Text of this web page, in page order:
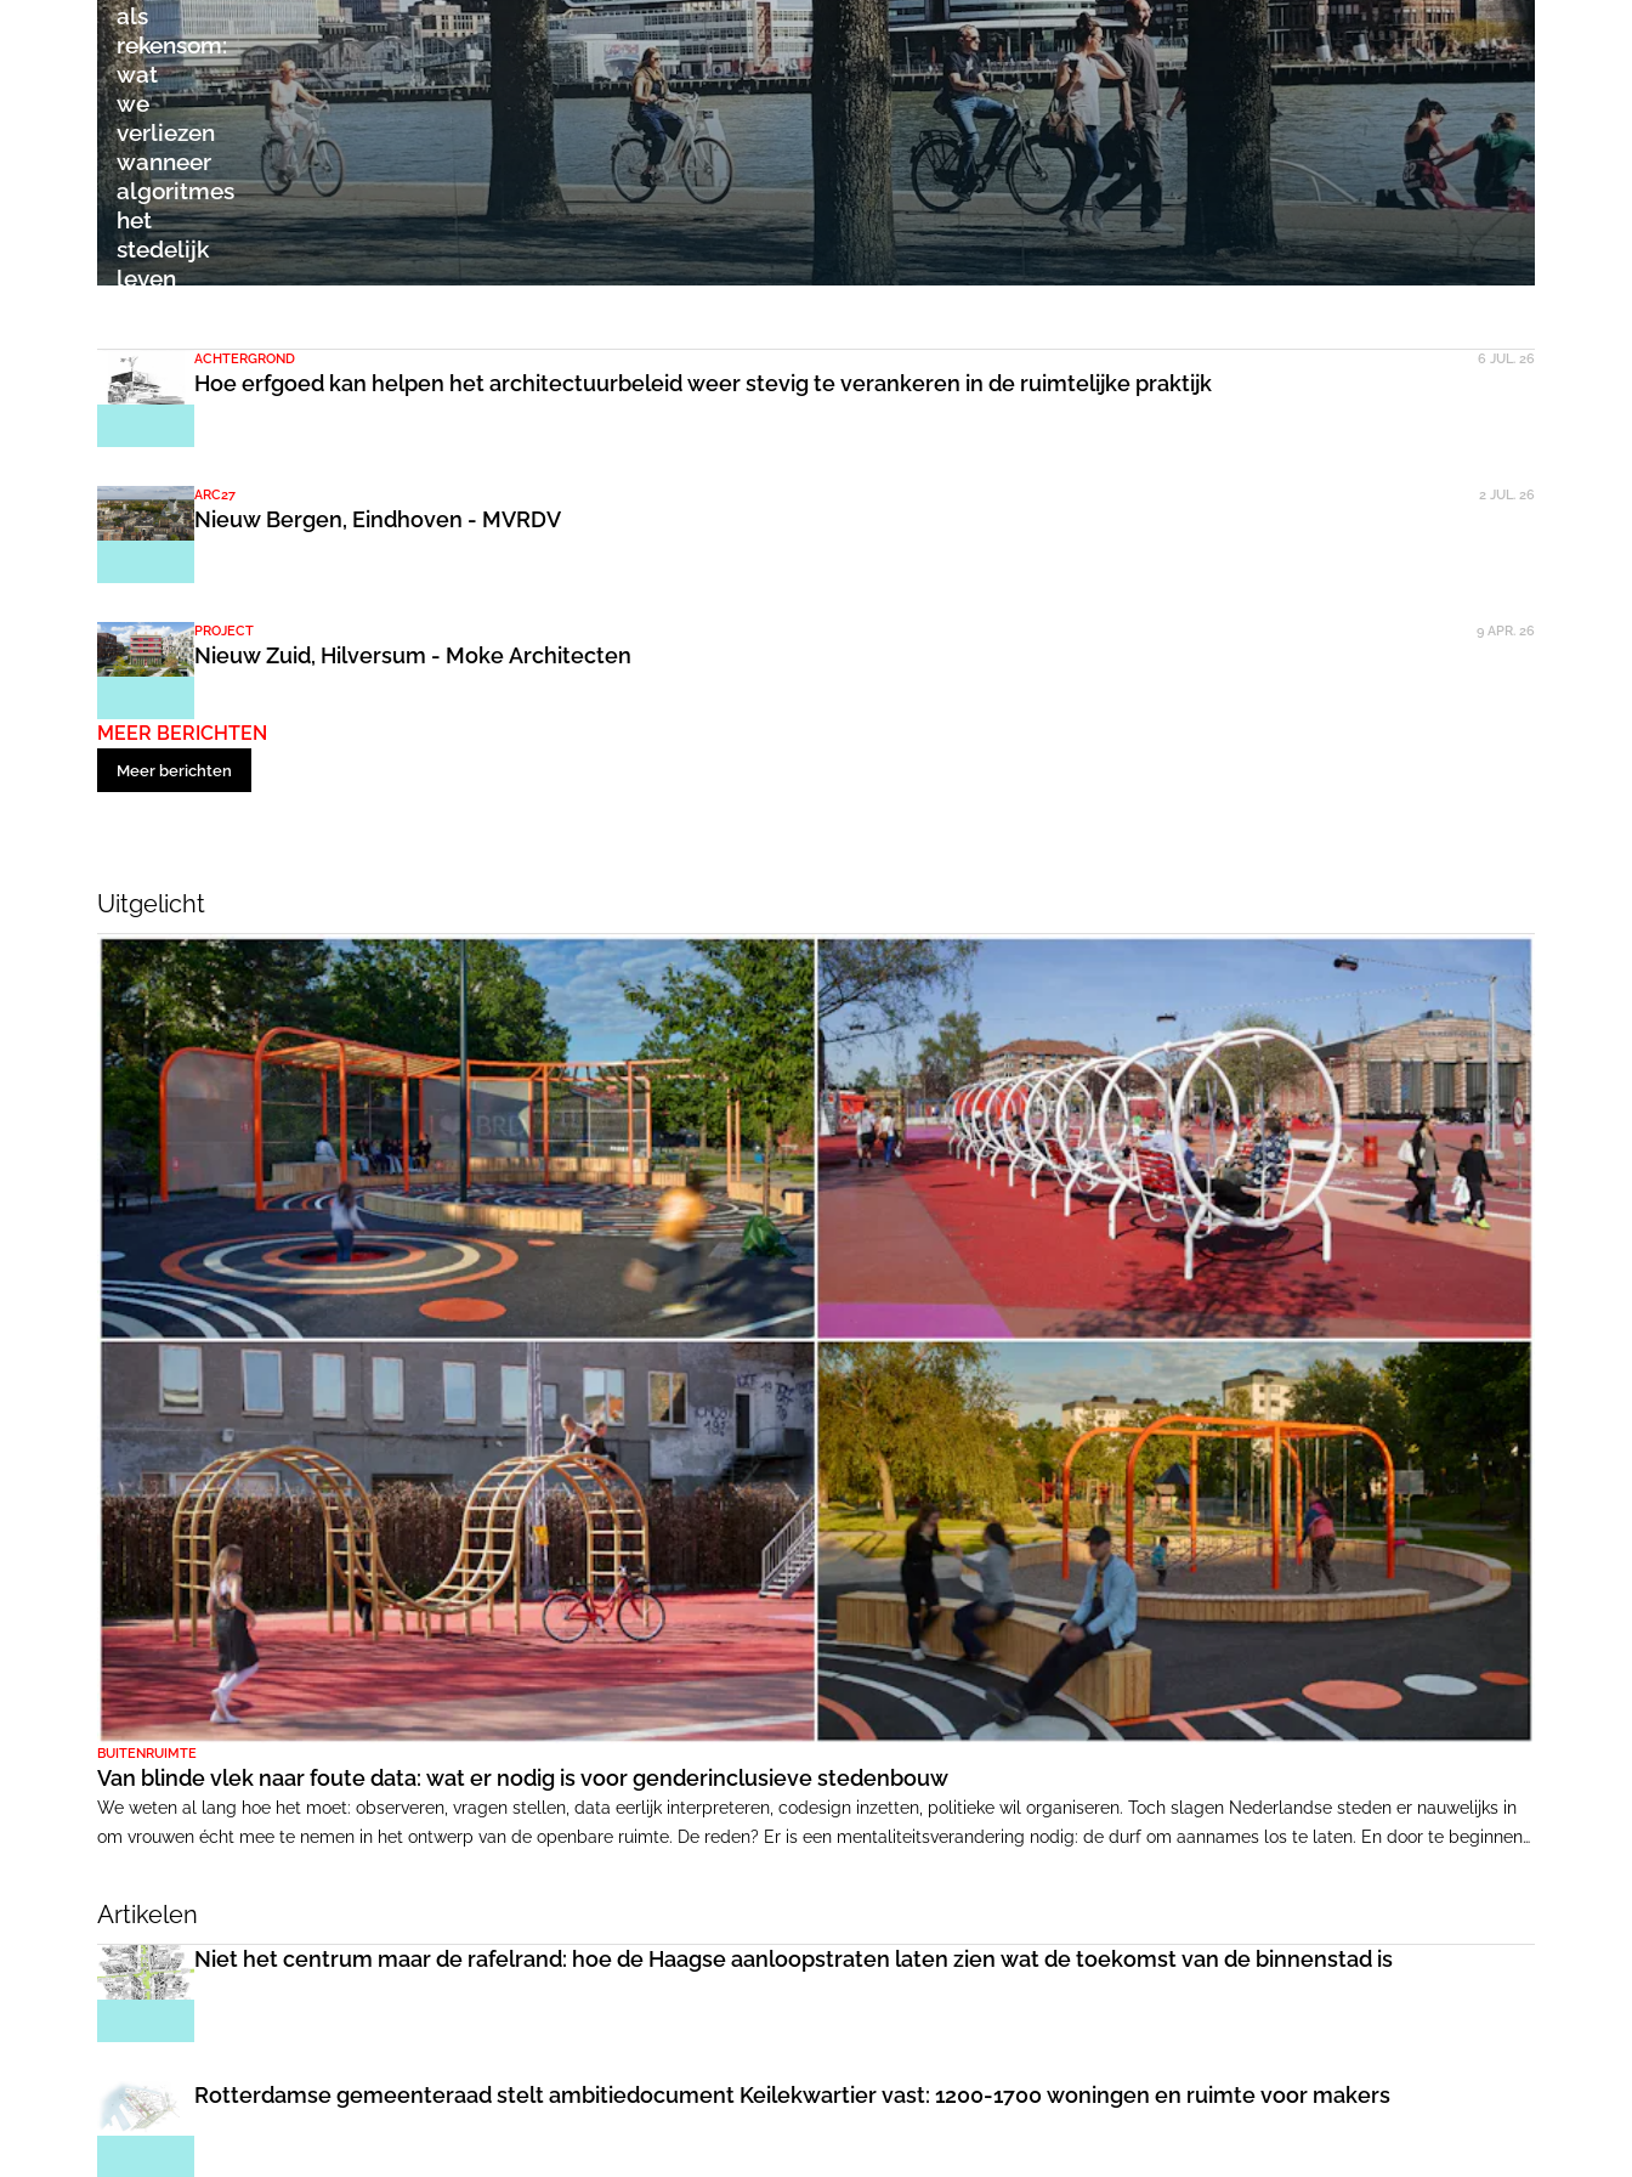
als
rekensom:
wat
we
verliezen
wanneer
algoritmes
het
stedelijk
leven
ACHTERGROND 6 JUL. 26
Hoe erfgoed kan helpen het architectuurbeleid weer stevig te verankeren in de ruimtelijke praktijk
ARC27 2 JUL. 26
Nieuw Bergen, Eindhoven - MVRDV
PROJECT 9 APR. 26
Nieuw Zuid, Hilversum - Moke Architecten
MEER BERICHTEN
Meer berichten
Uitgelicht
BUITENRUIMTE
Van blinde vlek naar foute data: wat er nodig is voor genderinclusieve stedenbouw
We weten al lang hoe het moet: observeren, vragen stellen, data eerlijk interpreteren, codesign inzetten, politieke wil organiseren. Toch slagen Nederlandse steden er nauwelijks in
om vrouwen écht mee te nemen in het ontwerp van de openbare ruimte. De reden? Er is een mentaliteitsverandering nodig: de durf om aannames los te laten. En door te beginnen
Artikelen
Niet het centrum maar de rafelrand: hoe de Haagse aanloopstraten laten zien wat de toekomst van de binnenstad is
Rotterdamse gemeenteraad stelt ambitiedocument Keilekwartier vast: 1200-1700 woningen en ruimte voor makers